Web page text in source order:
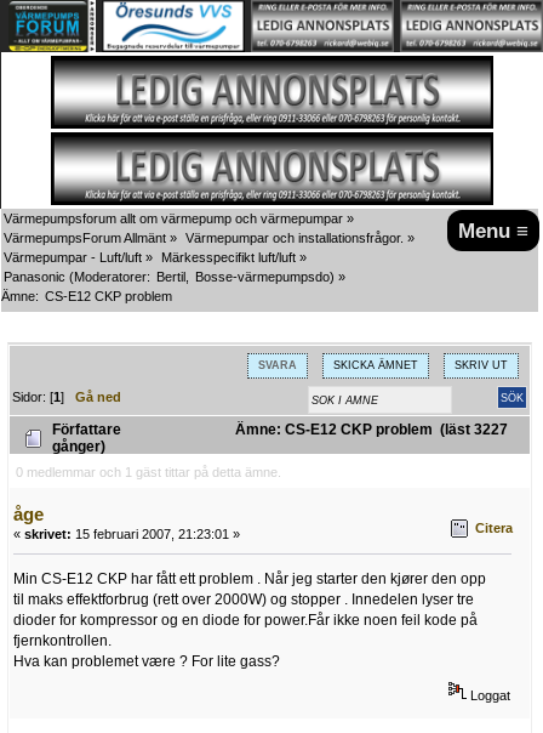
Menu ≡
Värmepumpsforum allt om värmepump och värmepumpar »
VärmepumpsForum Allmänt » Värmepumpar och installationsfrågor. »
Värmepumpar - Luft/luft » Märkesspecifikt luft/luft »
Panasonic (Moderatorer: Bertil Bosse-värmepumpsdo) »
Ämne: CS-E12 CKP problem
SVARA SKICKA ÄMNET SKRIV UT
Sidor: [1]Gå ned
Författare
Ämne: CS-E12 CKP problem (läst 3227
gånger)
0 medlemmar och 1 gäst tittar på detta ämne.
åge
« skrivet: 15 februari 2007, 21:23:01 » Citera
Min CS-E12 CKP har fått ett problem . Når jeg starter den kjører den opp
til maks effektforbrug (rett over 2000W) og stopper . Innedelen lyser tre
dioder for kompressor og en diode for power.Får ikke noen feil kode på
fjernkontrollen.
Hva kan problemet være ? For lite gass?
Loggat